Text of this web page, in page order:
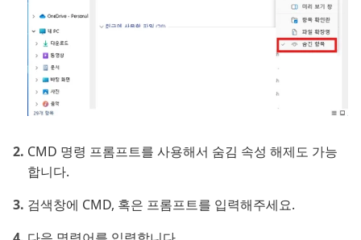
CMD 명령 프롬프트를 사용해서 숨김 속성 해제도 가능
합니다.
검색창에 CMD, 혹은 프롬프트를 입력해주세요.